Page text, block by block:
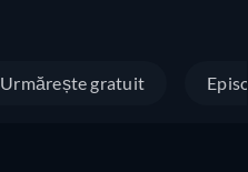
Urmărește gratuit